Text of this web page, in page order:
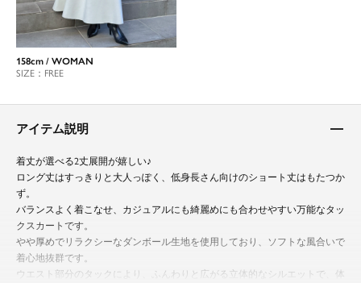
158cm / WOMAN
SIZE：FREE
アイテム説明
着丈が選べる2丈展開が嬉しい♪
ロング丈はすっきりと大人っぽく、低身長さん向けのショート丈はもたつか
ず。
バランスよく着こなせ、カジュアルにも綺麗めにも合わせやすい万能なタッ
クスカートです。
やや厚めでリラクシーなダンボール生地を使用しており、ソフトな風合いで
着心地抜群です。
ウエスト部分のタックにより、ふんわりと広がる立体的なシルエットで、体